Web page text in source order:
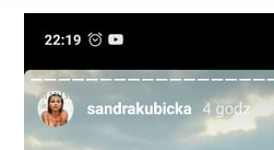
ten post na Instagramie